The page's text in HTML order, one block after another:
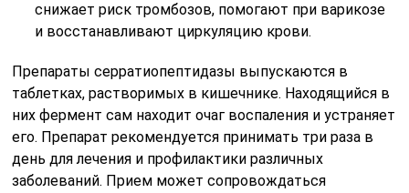
снижает риск тромбозов, помогают при варикозе
и восстанавливают циркуляцию крови.
Препараты серратиопептидазы выпускаются в
таблетках, растворимых в кишечнике. Находящийся в
них фермент сам находит очаг воспаления и устраняет
его. Препарат рекомендуется принимать три раза в
день для лечения и профилактики различных
заболеваний. Прием может сопровождаться